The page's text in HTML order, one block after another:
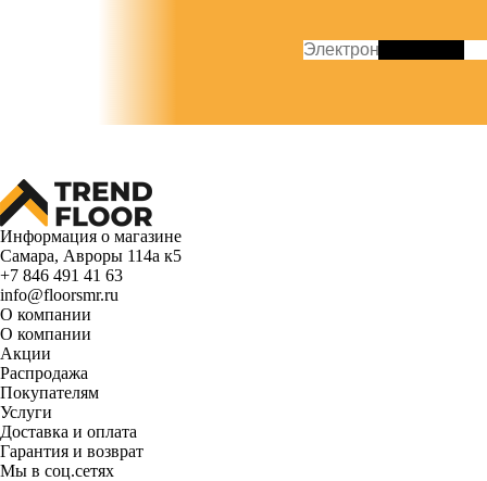
Информация о магазине
Самара, Авроры 114а к5
+7 846 491 41 63
info@floorsmr.ru
О компании
О компании
Акции
Распродажа
Покупателям
Услуги
Доставка и оплата
Гарантия и возврат
Мы в соц.сетях